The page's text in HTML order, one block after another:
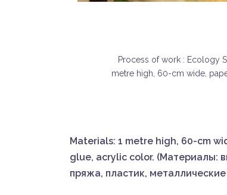
Process of work : Ecology
metre high, 60-cm wide,
Materials: 1 metre high, 60-cm
glue, acrylic color. (Материалы:
пряжа, пластик,